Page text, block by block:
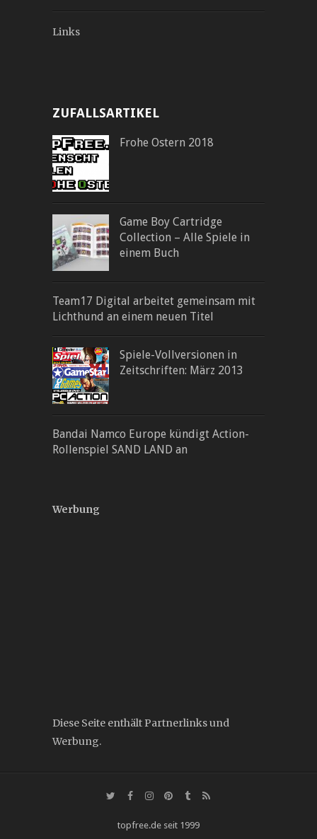
Links
ZUFALLSARTIKEL
Frohe Ostern 2018
Game Boy Cartridge
Collection – Alle Spiele in
einem Buch
Team17 Digital arbeitet gemeinsam mit
Lichthund an einem neuen Titel
Spiele-Vollversionen in
Zeitschriften: März 2013
Bandai Namco Europe kündigt Action-
Rollenspiel SAND LAND an
Werbung
Diese Seite enthält Partnerlinks und
Werbung.
topfree.de seit 1999